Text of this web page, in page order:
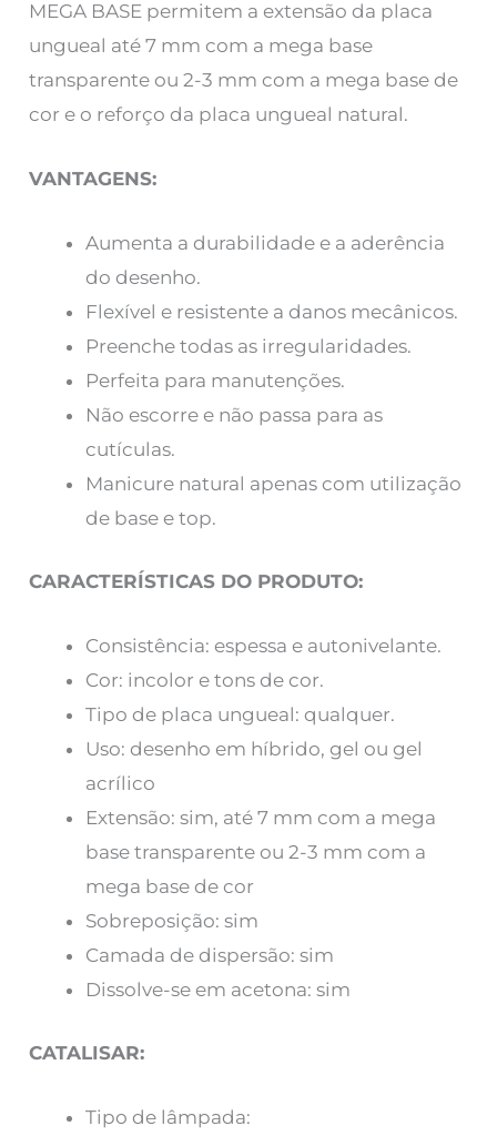
MEGA BASE permitem a extensão da placa
ungueal até 7 mm com a mega base
transparente ou 2-3 mm com a mega base de
cor e o reforço da placa ungueal natural.
VANTAGENS:
Aumenta a durabilidade e a aderência
do desenho.
Flexível e resistente a danos mecânicos.
Preenche todas as irregularidades.
Perfeita para manutenções.
Não escorre e não passa para as
cutículas.
Manicure natural apenas com utilização
de base e top.
CARACTERÍSTICAS DO PRODUTO:
Consistência: espessa e autonivelante.
Cor: incolor e tons de cor.
Tipo de placa ungueal: qualquer.
Uso: desenho em híbrido, gel ou gel
acrílico
Extensão: sim, até 7 mm com a mega
base transparente ou 2-3 mm com a
mega base de cor
Sobreposição: sim
Camada de dispersão: sim
Dissolve-se em acetona: sim
CATALISAR:
Tipo de lâmpada: